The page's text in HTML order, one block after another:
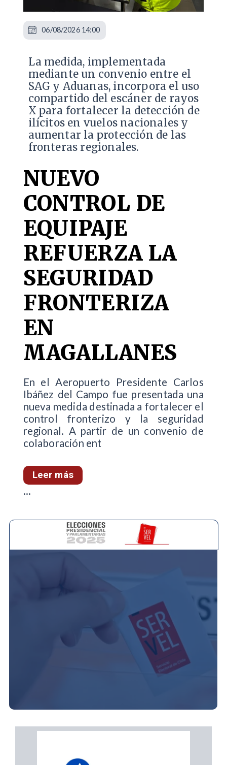
La medida, implementada
mediante un convenio entre el
SAG y Aduanas, incorpora el uso
compartido del escáner de rayos
X para fortalecer la detección de
ilícitos en vuelos nacionales y
aumentar la protección de las
fronteras regionales.
NUEVO
CONTROL DE
EQUIPAJE
REFUERZA LA
SEGURIDAD
FRONTERIZA
EN
MAGALLANES
En el Aeropuerto Presidente Carlos
Ibáñez del Campo fue presentada una
nueva medida destinada a fortalecer el
control fronterizo y la seguridad
regional. A partir de un convenio de
colaboración ent
Leer más
06/08/2026 14:00
...